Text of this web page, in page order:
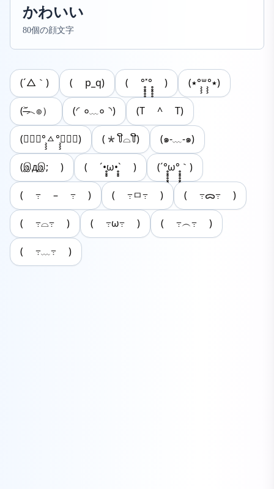
かわいい
80個の顔文字
(´△｀) ( p_q) ( °̥̥̥̥̥̥̥̥˟°̥̥̥̥̥̥̥̥ ) (٭°̧̧̧꒳°̧̧̧٭)
(˃̶᷄︿๏） (◜०﹏०◝) (T ^ T)
(๑⃙⃘°̧̧̧ㅿ°̧̧̧๑⃙⃘) (*꒦ິ⌓꒦ີ) (๑-﹏-๑)
(இдஇ; ) ( ´•̥̥̥ω•̥̥̥` ) (´°̥̥̥̥̥̥̥̥ω°̥̥̥̥̥̥̥̥｀)
( ߹ – ߹ ) ( ߹ㅁ߹ ) ( ߹ᯅ߹ )
( ߹⌓߹ ) ( ߹ω߹ ) ( ߹︵߹ )
( ߹﹏߹ )